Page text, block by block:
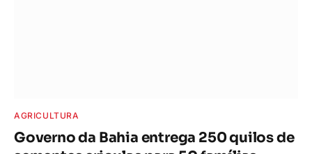
AGRICULTURA
Governo da Bahia entrega 250 quilos de